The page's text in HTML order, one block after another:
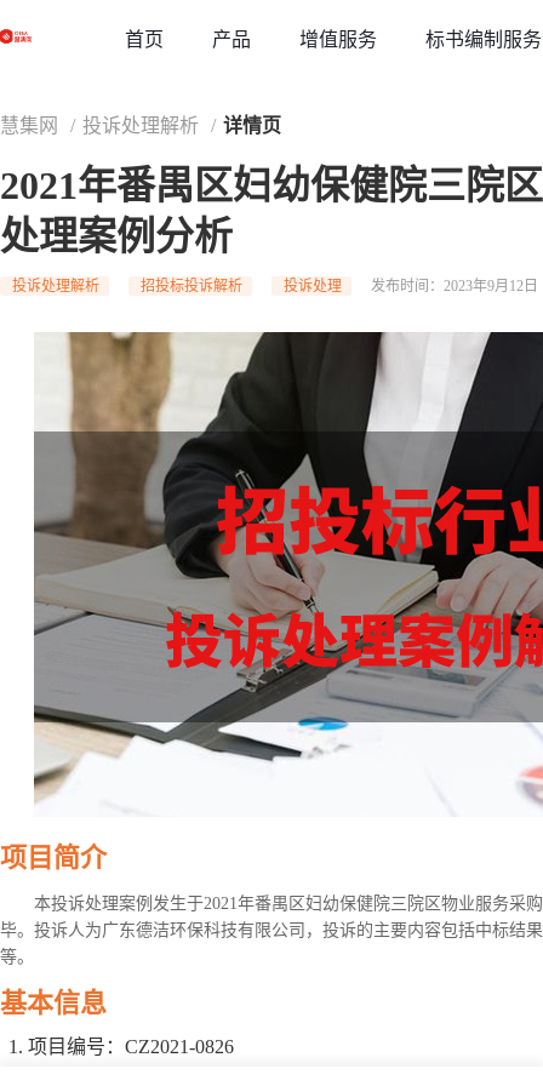
首页 产品 增值服务 标书编制服务
慧集网 / 投诉处理解析 / 详情页
2021年番禺区妇幼保健院三院
处理案例分析
投诉处理解析 招投标投诉解析 投诉处理 发布时间：2023年9月12日
项目简介
本投诉处理案例发生于2021年番禺区妇幼保健院三院区物业服务采
毕。投诉人为广东德洁环保科技有限公司，投诉的主要内容包括中标结
等。
基本信息
项目编号：CZ2021-0826